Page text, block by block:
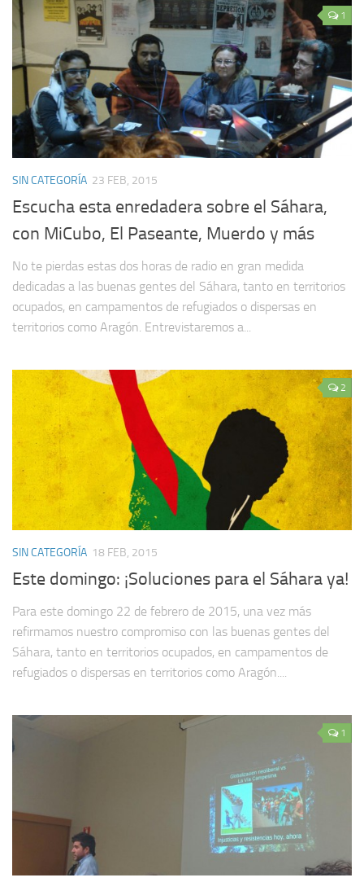
1
SIN CATEGORÍA 23 FEB, 2015
Escucha esta enredadera sobre el Sáhara,
con MiCubo, El Paseante, Muerdo y más
No te pierdas estas dos horas de radio en gran medida
dedicadas a las buenas gentes del Sáhara, tanto en territorios
ocupados, en campamentos de refugiados o dispersas en
territorios como Aragón. Entrevistaremos a...
2
SIN CATEGORÍA 18 FEB, 2015
Este domingo: ¡Soluciones para el Sáhara ya!
Para este domingo 22 de febrero de 2015, una vez más
refirmamos nuestro compromiso con las buenas gentes del
Sáhara, tanto en territorios ocupados, en campamentos de
refugiados o dispersas en territorios como Aragón....
1